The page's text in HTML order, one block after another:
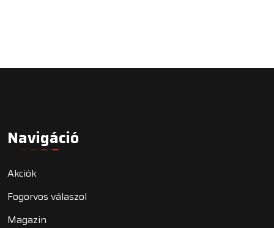
Navigáció
Akciók
Fogorvos válaszol
Magazin